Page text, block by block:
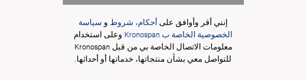
إنني أقر وأوافق على أحكام، شروط و سياسة
الخصوصية الخاصة ب Kronospan
وعلى استخدام
معلومات الاتصال الخاصة بي من قبل Kronospan
للتواصل معي بشأن منتجاتها، خدماتها أو أحداثها.